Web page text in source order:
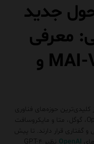
جدید
معرفی
مدل‌های MAI-Voice-۱ و
حوزه‌های فناوری
تبدیل شده است. شرکت‌هایی مانند OpenAI، گوگل، متا و مایکروسافت
گفتاری قرار دارند. تا پیش
OpenAI
نظیر GPT-۴